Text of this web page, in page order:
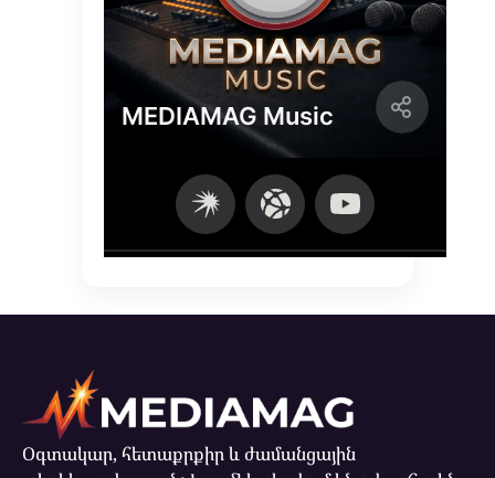
Օգտակար, հետաքրքիր և ժամանցային